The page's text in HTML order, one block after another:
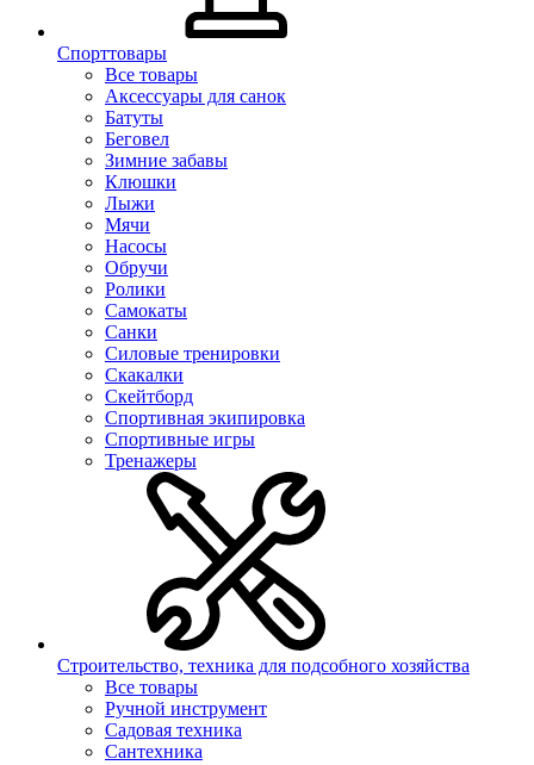
Спорттовары
Все товары
Аксессуары для санок
Батуты
Беговел
Зимние забавы
Клюшки
Лыжи
Мячи
Насосы
Обручи
Ролики
Самокаты
Санки
Силовые тренировки
Скакалки
Скейтборд
Спортивная экипировка
Спортивные игры
Тренажеры
Строительство, техника для подсобного хозяйства
Все товары
Ручной инструмент
Садовая техника
Сантехника